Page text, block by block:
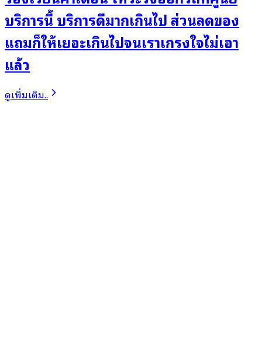
บริการนี้ บริการดีมากเกินไป ส่วนลดของ
แถมก็ให้เยอะเกินไปจนเราเกรงใจไม่เอา
แล้ว
ดูเพิ่มเติม..